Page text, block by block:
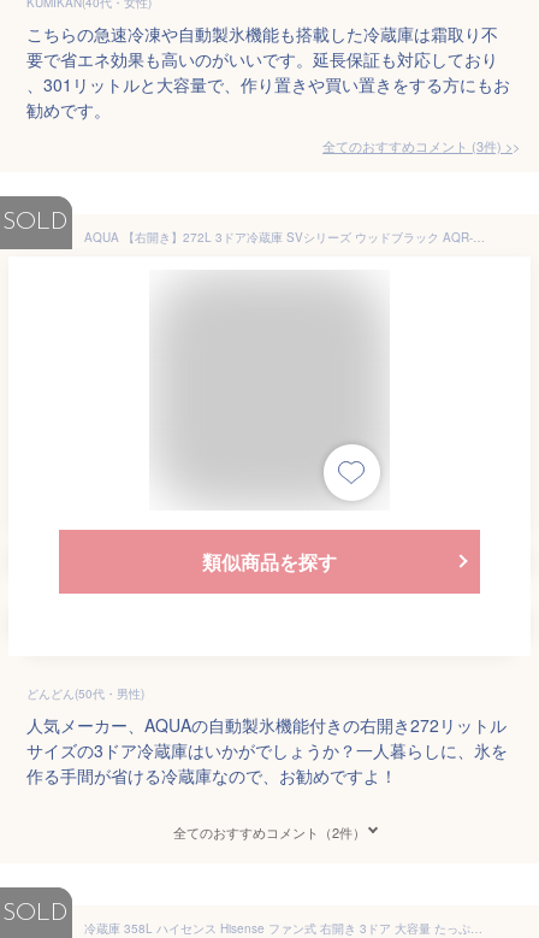
こちらの急速冷凍や自動製氷機能も搭載した冷蔵庫は霜取り不
要で省エネ効果も高いのがいいです。延長保証も対応しており
、301リットルと大容量で、作り置きや買い置きをする方にもお
勧めです。
全てのおすすめコメント (3件) >
SOLD
AQUA 【右開き】272L 3ドア冷蔵庫 SVシリーズ ウッドブラック AQR-SV27P2(K) [AQRSV27P2K]【RNH】【MRPT】
類似商品を探す
どんどん(50代・男性)
人気メーカー、AQUAの自動製氷機能付きの右開き272リットル
サイズの3ドア冷蔵庫はいかがでしょうか？一人暮らしに、氷を
作る手間が省ける冷蔵庫なので、お勧めですよ！
全てのおすすめコメント（2件）
SOLD
冷蔵庫 358L ハイセンス Hisense ファン式 右開き 3ドア 大容量 たっぷり収納 ドアポケット充実 自動製氷 真ん中野菜室 スライド2段式 急凍モード搭載 凍らせず保存 微氷結 買い替え HR-G3601W ガラスホワイト 白 エクプラ特選